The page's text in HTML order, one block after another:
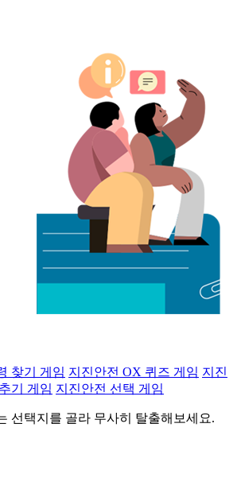
찾기 게임 지진안전 OX 퀴즈 게임 지진
기 게임 지진안전 선택 게임
선택지를 골라 무사히 탈출해보세요.